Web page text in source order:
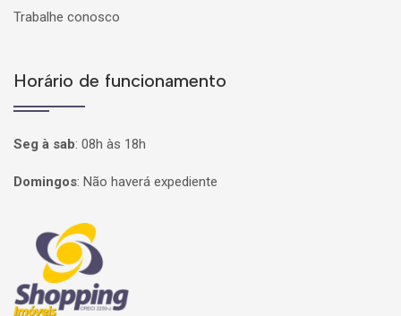
Trabalhe conosco
Horário de funcionamento
Seg à sab: 08h às 18h
Domingos: Não haverá expediente
Página inicial